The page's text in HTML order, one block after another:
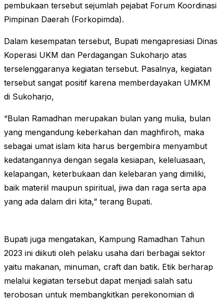
pembukaan tersebut sejumlah pejabat Forum Koordinasi
Pimpinan Daerah (Forkopimda).
Dalam kesempatan tersebut, Bupati mengapresiasi Dinas
Koperasi UKM dan Perdagangan Sukoharjo atas
terselenggaranya kegiatan tersebut. Pasalnya, kegiatan
tersebut sangat positif karena memberdayakan UMKM
di Sukoharjo,
“Bulan Ramadhan merupakan bulan yang mulia, bulan
yang mengandung keberkahan dan maghfiroh, maka
sebagai umat islam kita harus bergembira menyambut
kedatangannya dengan segala kesiapan, keleluasaan,
kelapangan, keterbukaan dan kelebaran yang dimiliki,
baik materiil maupun spiritual, jiwa dan raga serta apa
yang ada dalam diri kita,” terang Bupati.
Bupati juga mengatakan, Kampung Ramadhan Tahun
2023 ini diikuti oleh pelaku usaha dari berbagai sektor
yaitu makanan, minuman, craft dan batik. Etik berharap
melalui kegiatan tersebut dapat menjadi salah satu
terobosan untuk membangkitkan perekonomian di